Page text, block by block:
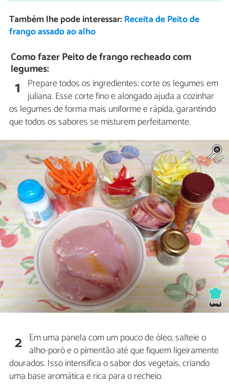
Também lhe pode interessar: Receita de Peito de
frango assado ao alho
Como fazer Peito de frango recheado com
legumes:
1 Prepare todos os ingredientes: corte os legumes em
juliana. Esse corte fino e alongado ajuda a cozinhar
os legumes de forma mais uniforme e rápida, garantindo
que todos os sabores se misturem perfeitamente.
2 Em uma panela com um pouco de óleo, salteie o
alho-poró e o pimentão até que fiquem ligeiramente
dourados. Isso intensifica o sabor dos vegetais, criando
uma base aromática e rica para o recheio.